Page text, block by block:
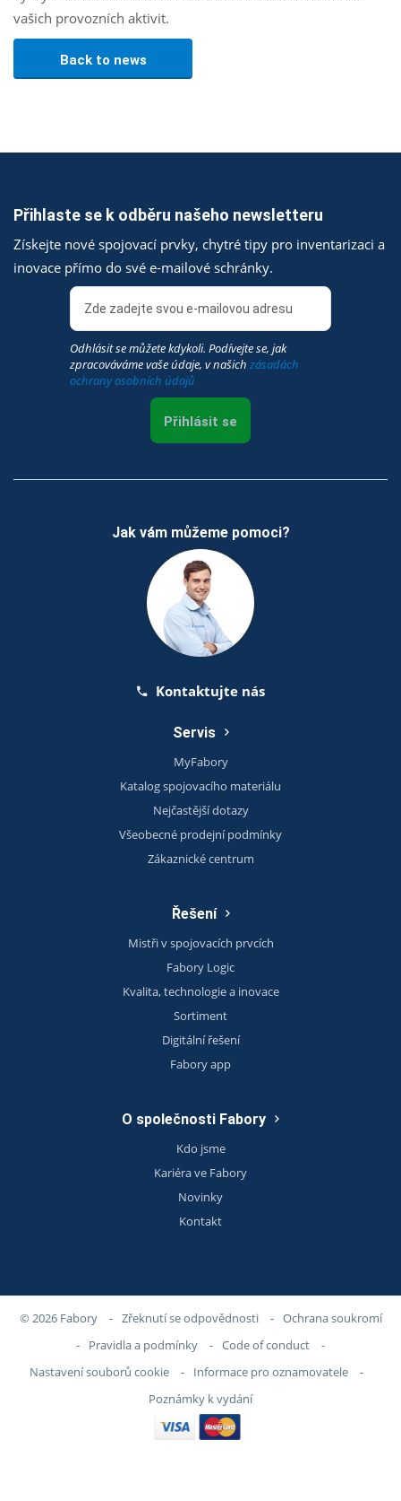
vašich provozních aktivit.
Back to news
Přihlaste se k odběru našeho newsletteru
Získejte nové spojovací prvky, chytré tipy pro inventarizaci a
inovace přímo do své e-mailové schránky.
Odhlásit se můžete kdykoli. Podívejte se, jak
zpracováváme vaše údaje, v našich zásadách
ochrany osobních údajů
Přihlásit se
Jak vám můžeme pomoci?
Kontaktujte nás
Servis
MyFabory
Katalog spojovacího materiálu
Nejčastější dotazy
Všeobecné prodejní podmínky
Zákaznické centrum
Řešení
Mistři v spojovacích prvcích
Fabory Logic
Kvalita, technologie a inovace
Sortiment
Digitální řešení
Fabory app
O společnosti Fabory
Kdo jsme
Kariéra ve Fabory
Novinky
Kontakt
© 2026 Fabory - Zřeknutí se odpovědnosti - Ochrana soukromí
-
Pravidla a podmínky - Code of conduct
-
Nastavení souborů cookie
- Informace pro oznamovatele
-
Poznámky k vydání